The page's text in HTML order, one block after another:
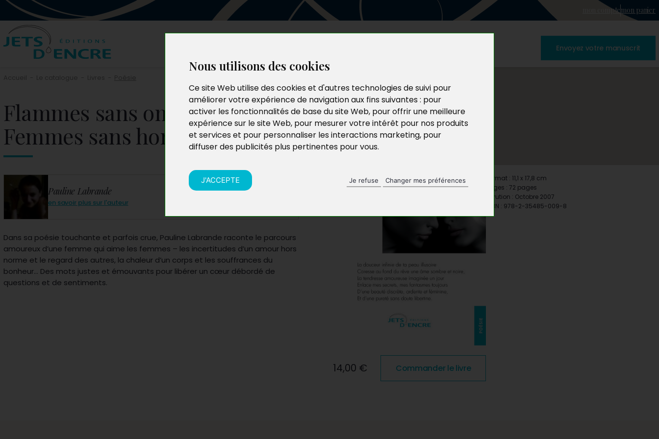
Nous utilisons des cookies
Ce site Web utilise des cookies et d'autres technologies de suivi pour
améliorer votre expérience de navigation aux fins suivantes : pour
activer les fonctionnalités de base du site Web, pour offrir une meilleure
expérience sur le site Web, pour mesurer votre intérêt pour nos produits
et services et pour personnaliser les interactions marketing, pour
diffuser des publicités plus pertinentes pour vous.
J'ACCEPTE Je refuse Changer mes préférences
mon comptemon panier
Envoyez votre manuscrit
Flammes sans ombres,
Femmes sans hommes
Pauline Labrande
en savoir plus sur l'auteur
Dans sa poésie touchante et parfois crue, Pauline Labrande raconte le parcours
amoureux d’une femme qui aime les femmes – les incertitudes d’un amour hors
norme et le regard des autres, la chaleur d’un corps et les souffrances du
bonheur… Des mots justes et émouvants pour libérer un cœur débordé de
questions et de sentiments.
14,00 € Commander le livre
Format : 11,1 x 17,8 cm
Pages : 72 pages
Parution : Octobre 2007
ISBN : 978-2-35485-009-8